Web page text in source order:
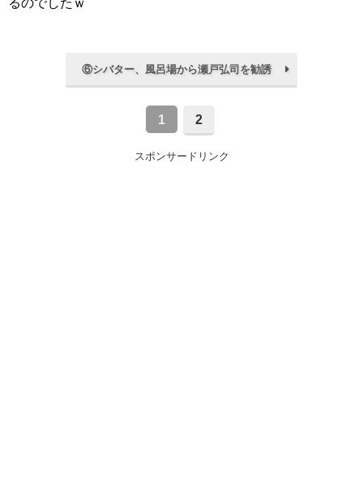
るのでしたｗ
⑥シバター、風呂場から瀬戸弘司を勧誘
1 2
スポンサードリンク